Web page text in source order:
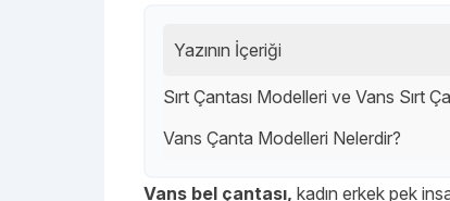
Yazının İçeriği
Sırt Çantası Modelleri ve Vans Sırt
Vans Çanta Modelleri Nelerdir?
Vans bel çantası, kadın erkek pek